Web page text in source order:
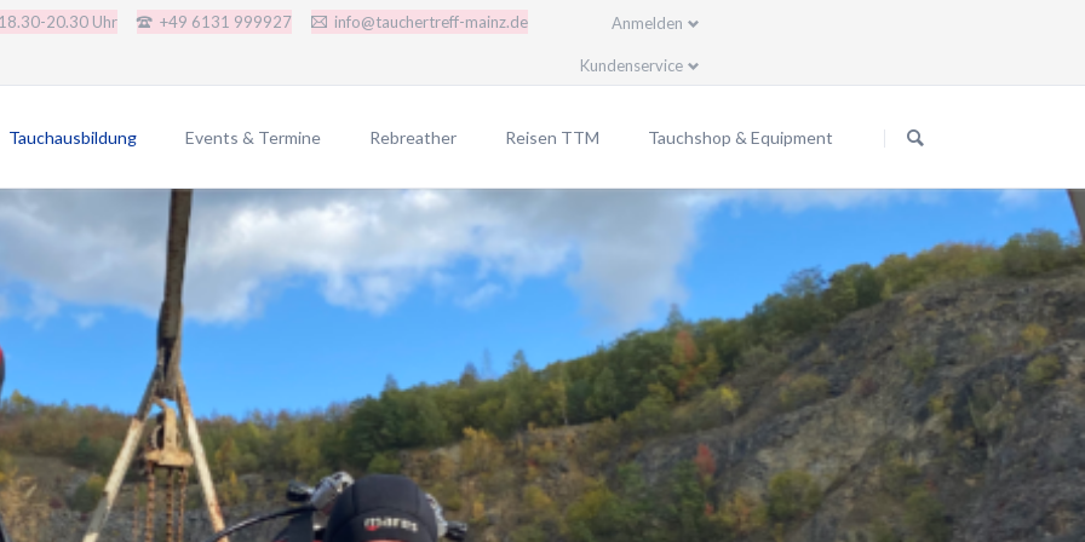
20.30 Uhr +49 6131 999927 info@tauchertreff-mainz.de Anmelden
Kundenservice
überspringen
Tauchausbildung
Schnuppertauchen
SSI Tauchkurse
i.a.c. Tauchkurse
CMAS Tauchkurse
CMAS Bronze
CMAS Silber
CMAS Gold
IART Tauchkurse
Events & Termine Rebreather
JJ-CCR-CE-Version
Redbare Rebreather
Poseidon SE7EN+ SSO2 Ready EU
Reisen TTM
Gruppenreisen
Tauchshop & Equipment